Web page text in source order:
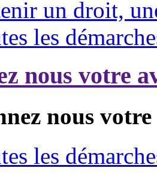
un droit,
les
nous votre
nous
les